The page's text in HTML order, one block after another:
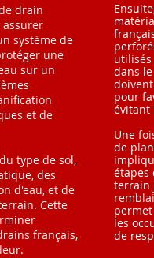
drain
système de
une
sur un
et de
type de sol,
des
d'eau, et de
Cette
français,
dans
pour
évitant
Une
de
étapes
terrain
les
de